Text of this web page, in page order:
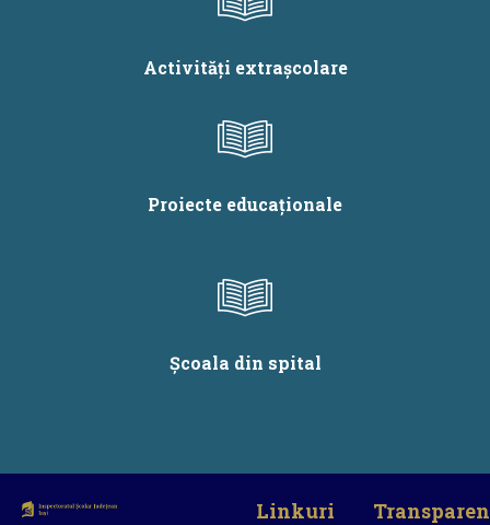
Activități extrașcolare
Proiecte educaționale
Școala din spital
Linkuri